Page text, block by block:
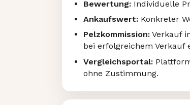
Bewertung:Individuelle
Ankaufswert:Konkreter
Pelzkommission:Verkauf
bei erfolgreichem Verkauf
Vergleichsportal:
ohne Zustimmung.